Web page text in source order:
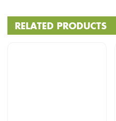
RELATED PRODUCTS